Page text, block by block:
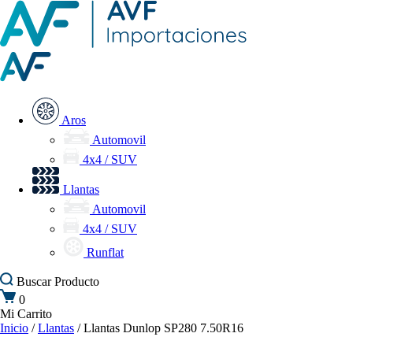
Aros
Automovil
4x4 / SUV
Llantas
Automovil
4x4 / SUV
Runflat
BuscarProducto
0
Mi Carrito
Inicio /Llantas / Llantas Dunlop SP280 7.50R16